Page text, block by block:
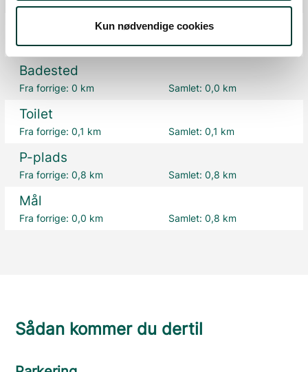
Kun nødvendige cookies
Samlet:0 km
Badested
Fra forrige:0 km Samlet: 0,0 km
Toilet
Fra forrige:0,1 km Samlet: 0,1 km
P-plads
Fra forrige:0,8 km Samlet: 0,8 km
Mål
Fra forrige:0,0 km Samlet: 0,8 km
Sådan kommer du dertil